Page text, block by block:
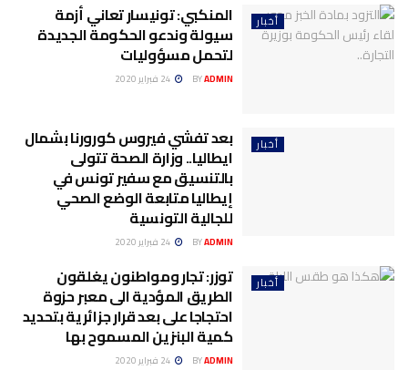
أخبار المنكبي: تونيسار تعاني أزمة
سيولة وندعو الحكومة الجديدة
لتحمل مسؤوليات
BYADMIN
أخبار بعد تفشي فيروس كورورنا بشمال
ايطاليا.. وزارة الصحة تتولى
بالتنسيق مع سفير تونس في
إيطاليا متابعة الوضع الصحي
للجالية التونسية
BYADMIN
أخبار توزر: تجار ومواطنون يغلقون
الطريق المؤدية الى معبر حزوة
احتجاجا على بعد قرار جزائرية بتحديد
كمية البنزين المسموح بها
BYADMIN